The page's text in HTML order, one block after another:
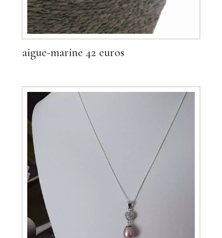
aigue-marine 42 euros